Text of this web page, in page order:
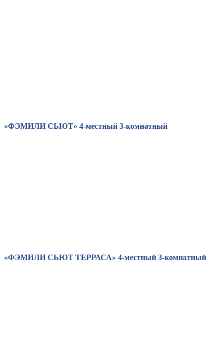
«ФЭМИЛИ СЬЮТ» 4-местный 3-комнатный
«ФЭМИЛИ СЬЮТ ТЕРРАСА» 4-местный 3-комнатный